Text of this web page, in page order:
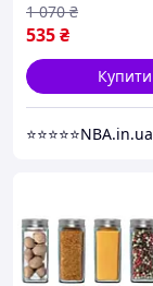
535₴
1 070 ₴
Купити
⭐️⭐️⭐️⭐️⭐️NBA.in.ua